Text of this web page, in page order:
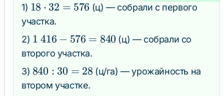
1) 18
\cdot
32 =
576
18 ⋅ 32 = 576 (ц) — собрали с первого
участка.
2) 1\;416
- 576
= 840
1 416 − 576 = 840(ц) — собрали со
второго участка.
3) 840
:
840 : 30 = 28 (ц/га) — урожайность на
втором участке.